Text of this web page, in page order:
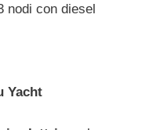
nodi con diesel
Yacht